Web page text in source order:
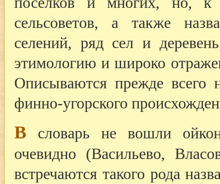
сельсоветов, а также
селений, ряд сел и
этимологию и широко
Описываются прежде всего
финно-угорского
В словарь не вошли
очевидно (Васильево,
встречаются такого рода